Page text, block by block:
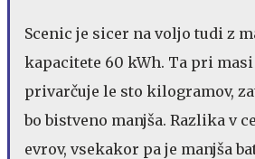
Scenic je sicer na voljo tudi z
kapacitete 60 kWh. Ta pri
privarčuje le sto kilogramov,
bo bistveno manjša. Razlika v
evrov, vsekakor pa je manjša